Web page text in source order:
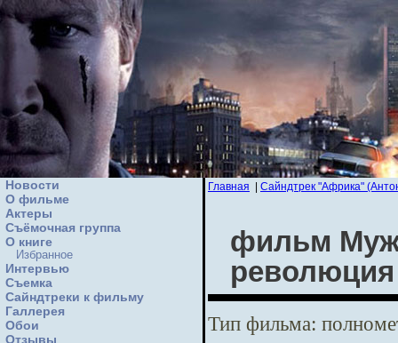
Новости
О фильме
Актеры
Съёмочная группа
О книге
Избранное
Интервью
Cъемка
Сайндтреки к фильму
Галлерея
Обои
Отзывы
Главная Сайндтрек "Африка"
фильм
революция
Тип фильма: